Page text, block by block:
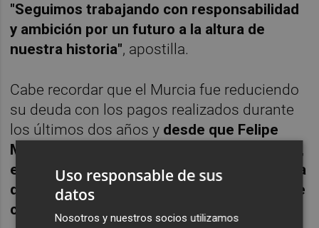
"Seguimos trabajando con responsabilidad
y ambición por un futuro a la altura de
nuestra historia", apostilla.
Cabe recordar que el Murcia fue reduciendo
su deuda con los pagos realizados durante
los últimos dos años y desde que Felipe
Moreno entró en el club, en marzo de 2023,
el empresario cordobés lleva puestos cerca
de 20 millones de euros con el propósito de
contar con un club saneado y sostenible
Uso responsable de sus
datos
Nosotros y nuestros socios utilizamos